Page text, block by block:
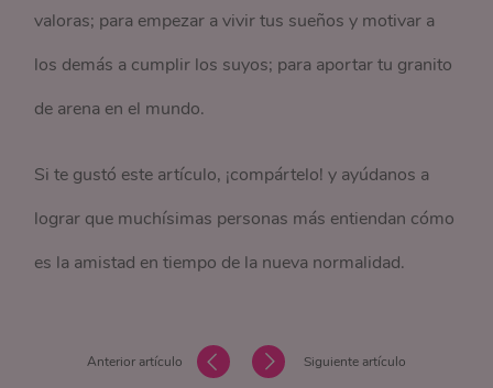
valoras; para empezar a vivir tus sueños y motivar a
los demás a cumplir los suyos; para aportar tu granito
de arena en el mundo.
Si te gustó este artículo, ¡compártelo! y ayúdanos a
lograr que muchísimas personas más entiendan cómo
es la amistad en tiempo de la nueva normalidad.
Anterior artículo Siguiente artículo